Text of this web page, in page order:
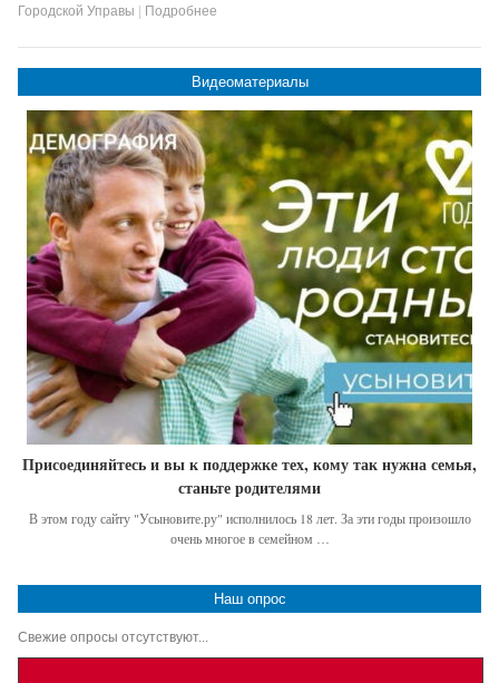
Городской Управы
Подробнее
Видеоматериалы
Присоединяйтесь и вы к поддержке тех, кому так нужна семья,
станьте родителями
В этом году сайту "Усыновите.ру" исполнилось 18 лет. За эти годы произошло
очень многое в семейном …
Наш опрос
Свежие опросы отсутствуют...